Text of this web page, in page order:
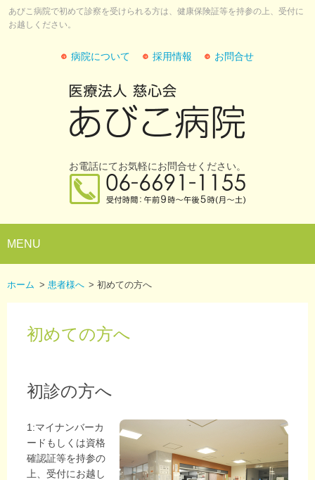
あびこ病院で初めて診察を受けられる方は、健康保険証等を持参の上、受付に
お越しください。
病院について 採用情報 お問合せ
お電話にてお気軽にお問合せください。
MENU
ホーム > 患者様へ > 初めての方へ
初めての方へ
初診の方へ
1:マイナンバーカ
ードもしくは資格
確認証等を持参の
上、受付にお越し